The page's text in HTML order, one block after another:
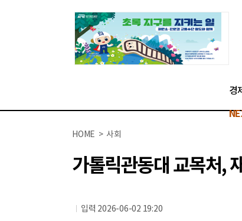
경제
HOME > 사회
가톨릭관동대 교목처,
입력 2026-06-02 19:20